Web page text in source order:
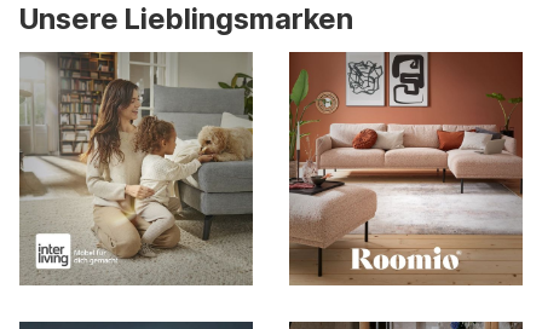
Unsere Lieblingsmarken